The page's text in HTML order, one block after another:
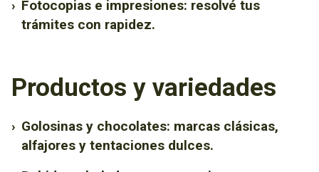
› Fotocopias e impresiones: resolvé tus
trámites con rapidez.
Productos y variedades
› Golosinas y chocolates: marcas clásicas,
alfajores y tentaciones dulces.